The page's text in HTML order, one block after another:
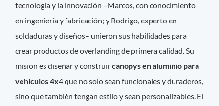
tecnología y la innovación –Marcos, con conocimiento
en ingeniería y fabricación; y Rodrigo, experto en
soldaduras y diseños– unieron sus habilidades para
crear productos de overlanding de primera calidad. Su
misión es diseñar y construircanopys en aluminio para
vehículos 4x4 que no solo sean funcionales y duraderos,
sino que también tengan estilo y sean personalizables. El